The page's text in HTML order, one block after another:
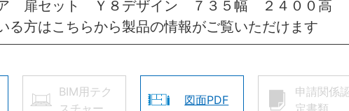
扉セット Ｙ８デザイン ７３５幅 ２４００高
る方はこちらから製品の情報がご覧いただけます
BIM用テク
スチャー
図面PDF
申請関係
定書類